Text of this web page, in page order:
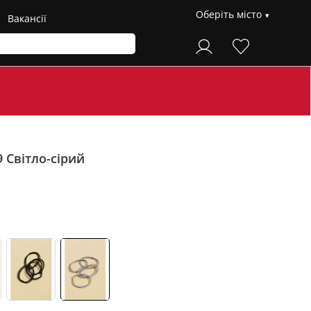
Вакансії Оберіть місто
Світло-сірий